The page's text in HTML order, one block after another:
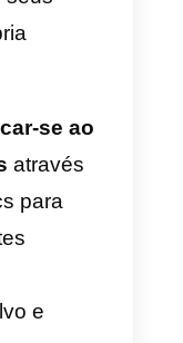
a
e a
em testes
do